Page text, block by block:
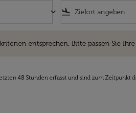
keyboard_arrow_down flight_land
entsprechen. Bitte passen Sie Ihre
48 Stunden erfasst und sind zum